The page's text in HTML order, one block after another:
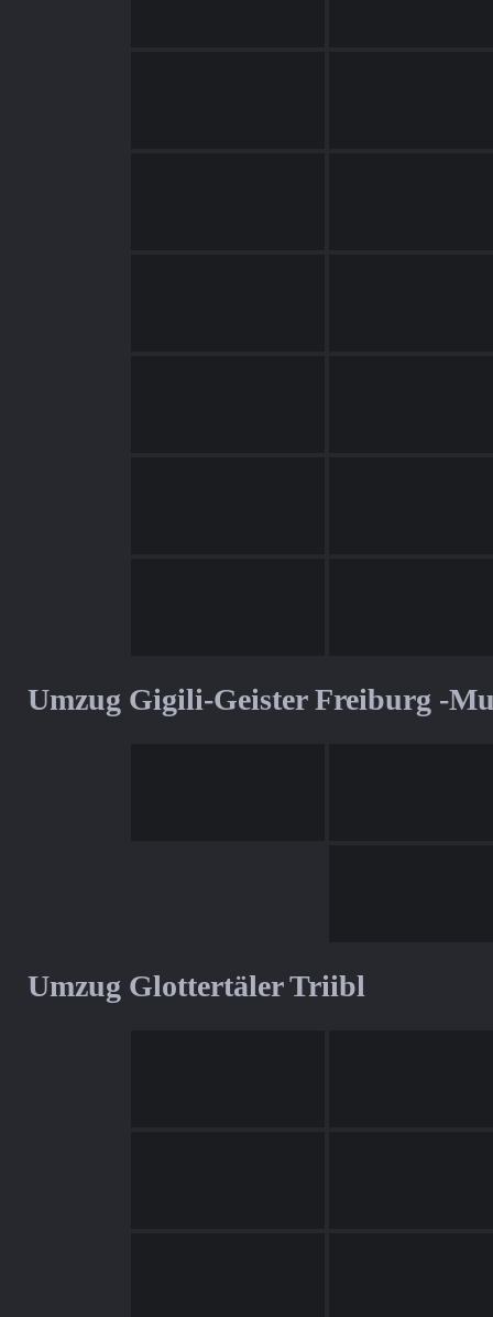
Umzug Gigili-Geister Freiburg -
Umzug Glottertäler Triibl